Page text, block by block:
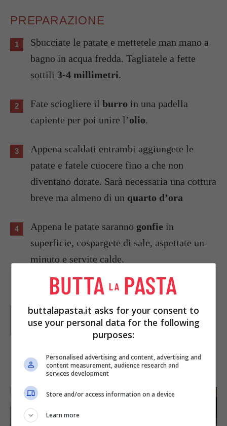
PREPARAZIONE
Sbucciate le patate e mettetele man mano a
bagno in acqua fredda. Tagliatele a fette
sottili 3-4 millimetri.
Fate sciogliere il burro in una padella
capiente per poi unire l’olio.
Appena scaldati entrambi aggiungete le
patate e fatele cuocere fino a che non
diventano dorate. Sarà necessaria una cottura
breve ma almeno di un quarto d’ora
Appena le patate saranno gonfie in
superficie, cospargete di sale, aspettate un
minuto e servite calde.
Parole diDeborah Di Lucia
IN PRIMO PIANO
buttalapasta.it asks for your consent to
use your personal data for the following
purposes:
Personalised advertising and content, advertising and
content measurement, audience research and
services development
Store and/or access information on a device
Learn more